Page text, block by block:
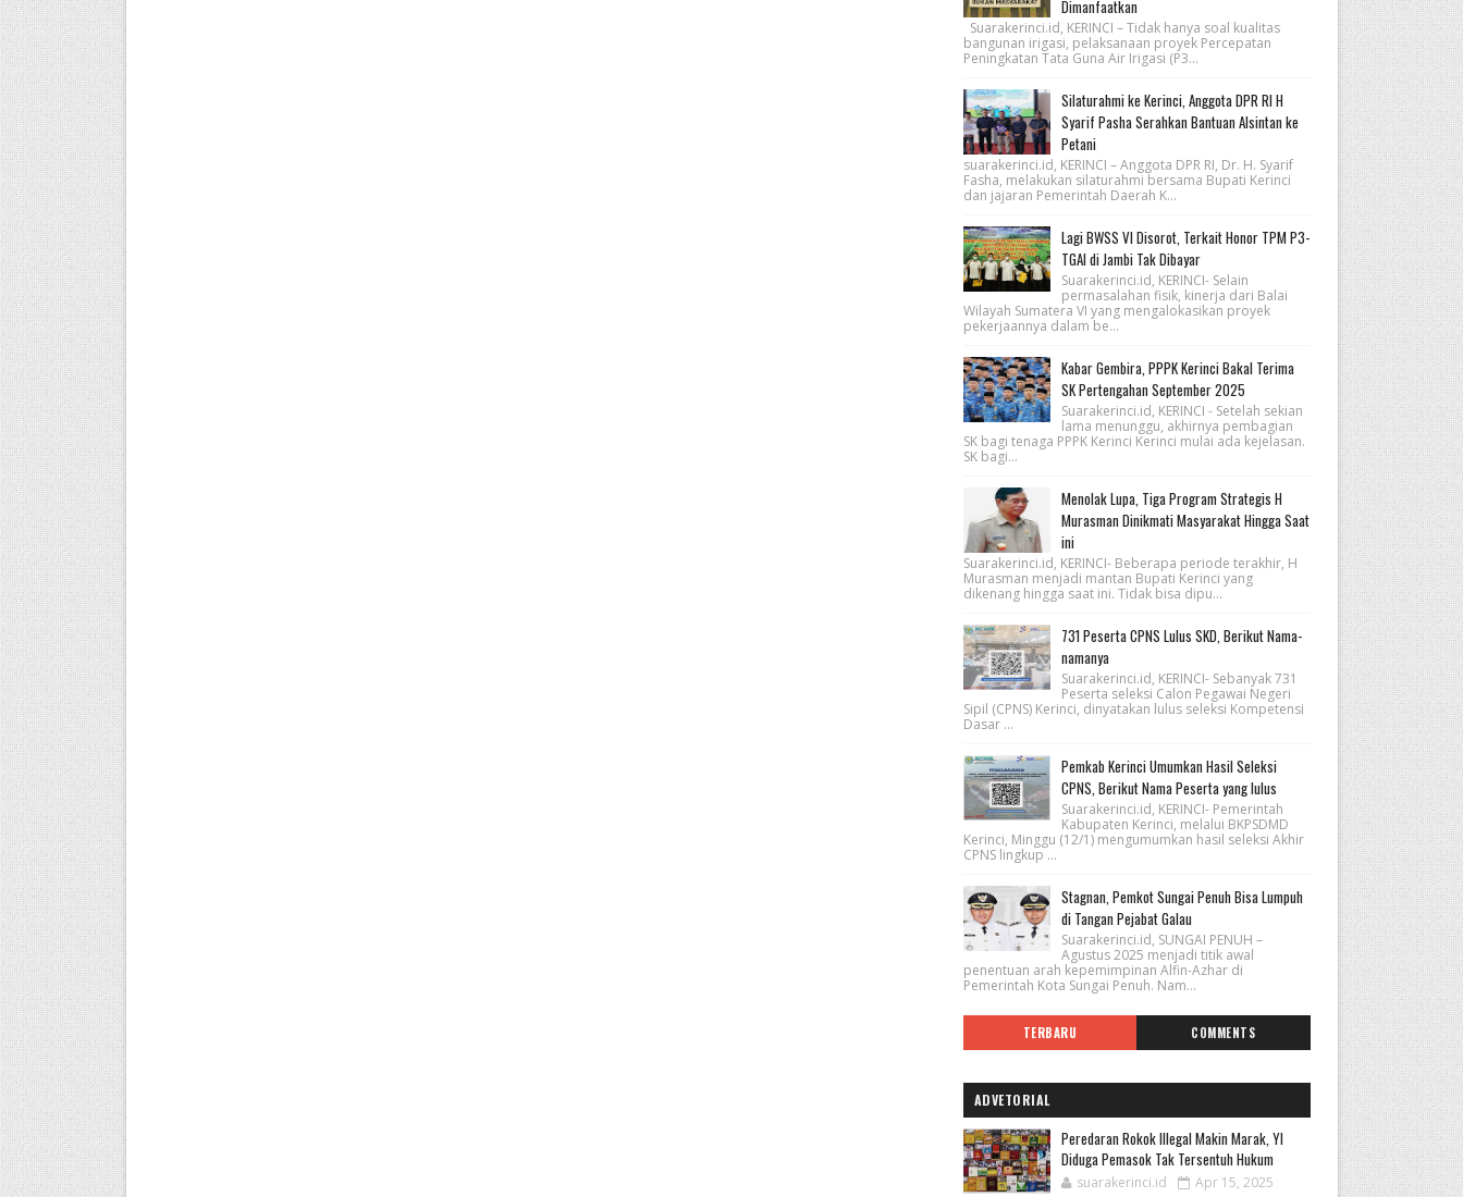
Dimanfaatkan
Suarakerinci.id, KERINCI – Tidak hanya soal kualitas
bangunan irigasi, pelaksanaan proyek Percepatan
Peningkatan Tata Guna Air Irigasi (P3...
Silaturahmi ke Kerinci, Anggota DPR RI H
Syarif Pasha Serahkan Bantuan Alsintan ke
Petani
suarakerinci.id, KERINCI – Anggota DPR RI, Dr. H. Syarif
Fasha, melakukan silaturahmi bersama Bupati Kerinci
dan jajaran Pemerintah Daerah K...
Lagi BWSS VI Disorot, Terkait Honor TPM P3-
TGAI di Jambi Tak Dibayar
Suarakerinci.id, KERINCI- Selain
permasalahan fisik, kinerja dari Balai
Wilayah Sumatera VI yang mengalokasikan proyek
pekerjaannya dalam be...
Kabar Gembira, PPPK Kerinci Bakal Terima
SK Pertengahan September 2025
Suarakerinci.id, KERINCI - Setelah sekian
lama menunggu, akhirnya pembagian
SK bagi tenaga PPPK Kerinci Kerinci mulai ada kejelasan.
SK bagi...
Menolak Lupa, Tiga Program Strategis H
Murasman Dinikmati Masyarakat Hingga Saat
ini
Suarakerinci.id, KERINCI- Beberapa periode terakhir, H
Murasman menjadi mantan Bupati Kerinci yang
dikenang hingga saat ini. Tidak bisa dipu...
731 Peserta CPNS Lulus SKD, Berikut Nama-
namanya
Suarakerinci.id, KERINCI- Sebanyak 731
Peserta seleksi Calon Pegawai Negeri
Sipil (CPNS) Kerinci, dinyatakan lulus seleksi Kompetensi
Dasar ...
Pemkab Kerinci Umumkan Hasil Seleksi
CPNS, Berikut Nama Peserta yang lulus
Suarakerinci.id, KERINCI- Pemerintah
Kabupaten Kerinci, melalui BKPSDMD
Kerinci, Minggu (12/1) mengumumkan hasil seleksi Akhir
CPNS lingkup ...
Stagnan, Pemkot Sungai Penuh Bisa Lumpuh
di Tangan Pejabat Galau
Suarakerinci.id, SUNGAI PENUH –
Agustus 2025 menjadi titik awal
penentuan arah kepemimpinan Alfin-Azhar di
Pemerintah Kota Sungai Penuh. Nam...
TERBARU COMMENTS
ADVETORIAL
Peredaran Rokok Illegal Makin Marak, YI
Diduga Pemasok Tak Tersentuh Hukum
suarakerinci.id Apr 15, 2025